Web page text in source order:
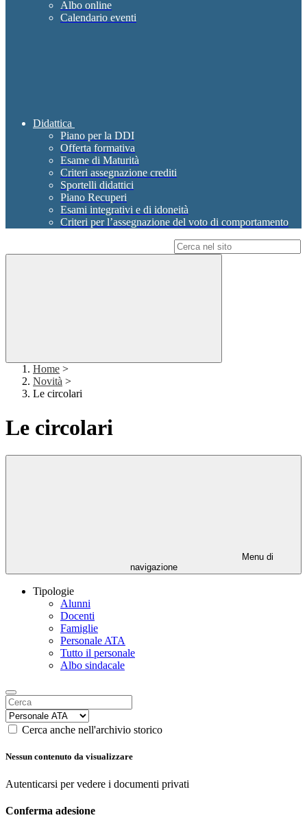
Albo online
Calendario eventi
Didattica
Piano per la DDI
Offerta formativa
Esame di Maturità
Criteri assegnazione crediti
Sportelli didattici
Piano Recuperi
Esami integrativi e di idoneità
Criteri per l’assegnazione del voto di comportamento
Home >
Novità >
Le circolari
Le circolari
Menu di
navigazione
Tipologie
Alunni
Docenti
Famiglie
Personale ATA
Tutto il personale
Albo sindacale
Cerca anche nell'archivio storico
Nessun contenuto da visualizzare
Autenticarsi per vedere i documenti privati
Conferma adesione